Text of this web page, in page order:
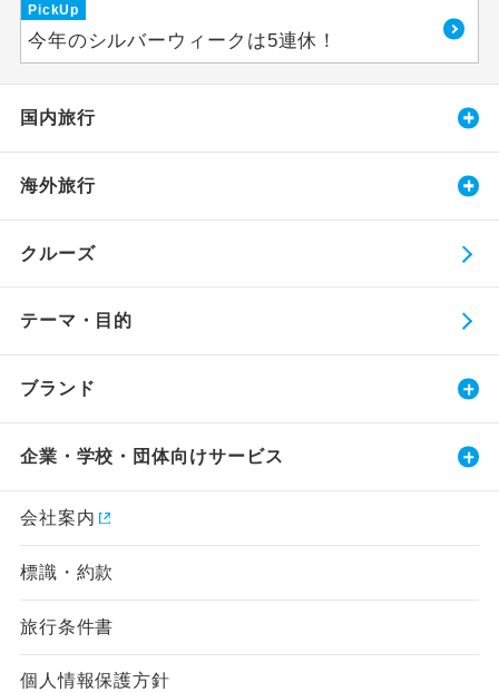
PickUp
今年のシルバーウィークは5連休！
国内旅行
海外旅行
クルーズ
テーマ・目的
ブランド
企業・学校・団体向けサービス
会社案内
標識・約款
旅行条件書
個人情報保護方針